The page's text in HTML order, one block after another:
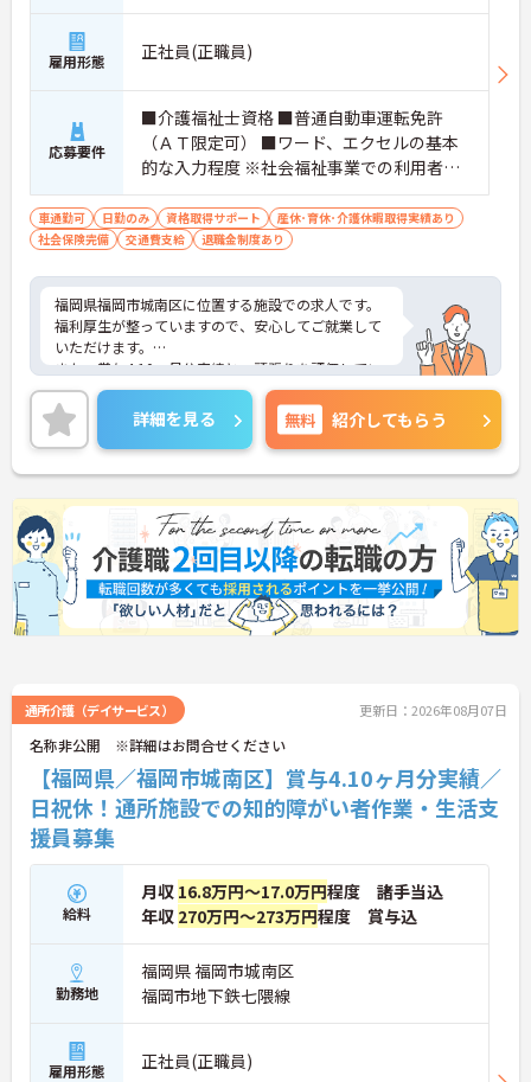
雇用形態 正社員(正職員)
応募要件
■介護福祉士資格 ■普通自動車運転免許
（ＡＴ限定可） ■ワード、エクセルの基本
的な入力程度 ※社会福祉事業での利用者支
援経験 あれば尚可
車通勤可 日勤のみ 資格取得サポート
産休･育休･介護休暇取得実績あり
社会保険完備
交通費支給 退職金制度あり
福岡県福岡市城南区に位置する施設での求人です。
福利厚生が整っていますので、安心してご就業して
いただけます。
また、賞与4.10ヶ月分実績と、頑張りを評価してい
ただけます。
ご興味のある方は、お気軽にお問い合わせくださ
い。
詳細を見る 無料 紹介してもらう
通所介護（デイサービス） 更新日：2026年08月07日
名称非公開 ※詳細はお問合せください
【福岡県／福岡市城南区】賞与4.10ヶ月分実績／
日祝休！通所施設での知的障がい者作業・生活支
援員募集
給料
月収 16.8万円～17.0万円程度 諸手当込
年収 270万円～273万円程度 賞与込
勤務地
福岡県 福岡市城南区
福岡市地下鉄七隈線
雇用形態 正社員(正職員)